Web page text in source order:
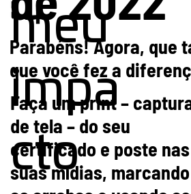
meu
impa
cto
Parabéns! Agora, que
que você fez a
Faça um print –
de tela – do seu
certificado e poste nas
suas mídias, marcando